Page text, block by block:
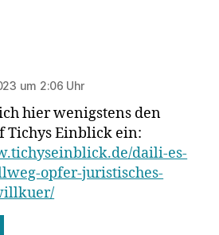
um 2:06 Uhr
hier wenigstens den
Tichys Einblick ein:
daili-es-
opfer-juristisches-